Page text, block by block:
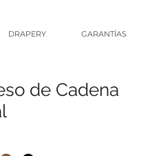
DRAPERY GARANTÍAS
de Cadena